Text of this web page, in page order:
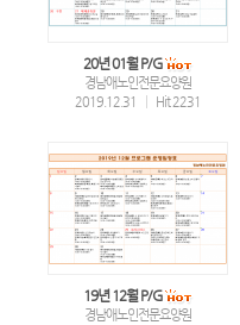
20년 01월 P/G
경남애노인전문요양원
2019.12.31
Hit 2231
19년 12월 P/G
경남애노인전문요양원